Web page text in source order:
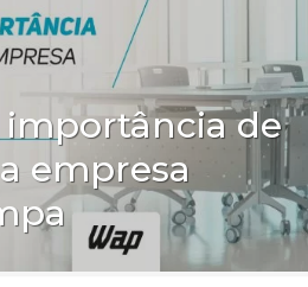
importância de
empresa